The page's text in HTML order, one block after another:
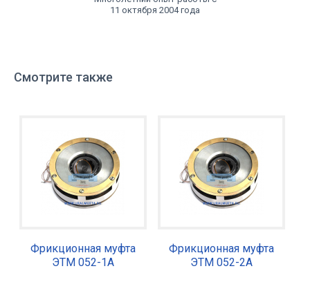
11 октября 2004 года
Смотрите также
Фрикционная муфта
ЭТМ 052-1А
Фрикционная муфта
ЭТМ 052-2А